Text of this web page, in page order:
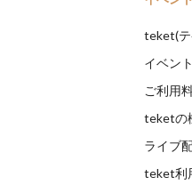
teket(テ
イベン
ご利用
teketの
ライブ
teket利